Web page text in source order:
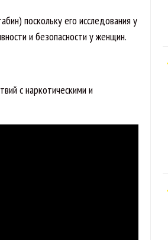
поскольку его исследования у
и безопасности у женщин.
с наркотическими и